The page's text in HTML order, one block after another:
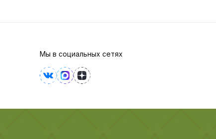
Мы в социальных сетях